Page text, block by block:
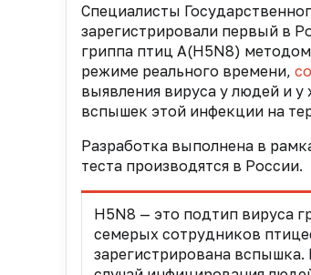
Специалисты
зарегистрировали первый в
гриппа птиц A(H5N8)
режиме реального времени,
выявления вируса у людей и
вспышек этой инфекции на
Разработка выполнена в
теста производятся в России.
H5N8 — это подтип вируса
семерых сотрудников
зарегистрирована